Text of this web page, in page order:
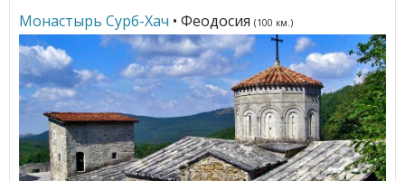
Монастырь Сурб-Хач • Феодосия (100 км.)